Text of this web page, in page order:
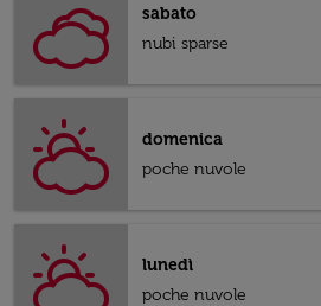
sabato
nubi sparse
domenica
poche nuvole
lunedì
poche nuvole